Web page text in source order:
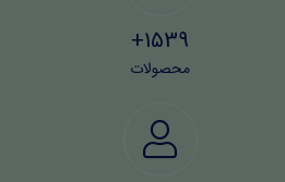
1539+
محصولات